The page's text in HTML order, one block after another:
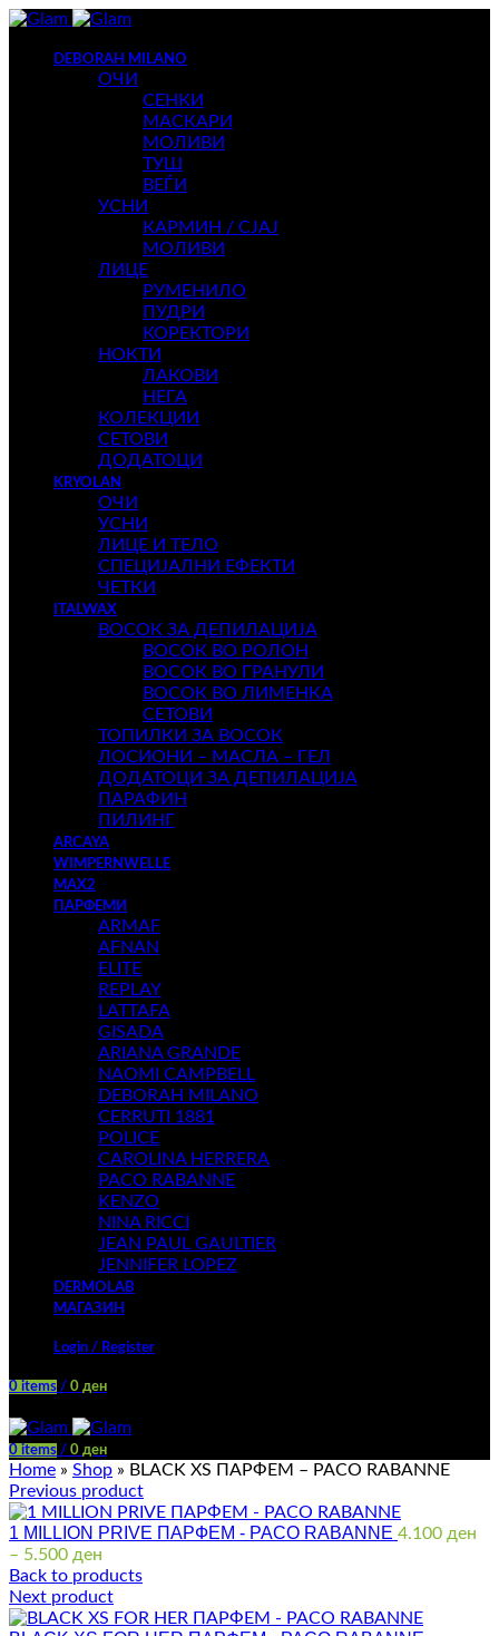
DEBORAH MILANO
ОЧИ
СЕНКИ
МАСКАРИ
МОЛИВИ
ТУШ
ВЕЃИ
УСНИ
КАРМИН / СЈАЈ
МОЛИВИ
ЛИЦЕ
РУМЕНИЛО
ПУДРИ
КОРЕКТОРИ
НОКТИ
ЛАКОВИ
НЕГА
КОЛЕКЦИИ
СЕТОВИ
ДОДАТОЦИ
KRYOLAN
ОЧИ
УСНИ
ЛИЦЕ И ТЕЛО
СПЕЦИЈАЛНИ ЕФЕКТИ
ЧЕТКИ
ITALWAX
ВОСОК ЗА ДЕПИЛАЦИЈА
ВОСОК ВО РОЛОН
ВОСОК ВО ГРАНУЛИ
ВОСОК ВО ЛИМЕНКА
СЕТОВИ
ТОПИЛКИ ЗА ВОСОК
ЛОСИОНИ – МАСЛА – ГЕЛ
ДОДАТОЦИ ЗА ДЕПИЛАЦИЈА
ПАРАФИН
ПИЛИНГ
ARCAYA
WIMPERNWELLE
MAX2
ПАРФЕМИ
ARMAF
AFNAN
ELITE
REPLAY
LATTAFA
GISADA
ARIANA GRANDE
NAOMI CAMPBELL
DEBORAH MILANO
CERRUTI 1881
POLICE
CAROLINA HERRERA
PACO RABANNE
KENZO
NINA RICCI
JEAN PAUL GAULTIER
JENNIFER LOPEZ
DERMOLAB
МАГАЗИН
Login / Register
0 items / 0 ден
0 items / 0 ден
Home » Shop » BLACK XS ПАРФЕМ – PACO RABANNE
Previous product
1 MILLION PRIVE ПАРФЕМ - PACO RABANNE 4.100 ден
– 5.500 ден
range:
4.100 ден
through
Back to products
Next product